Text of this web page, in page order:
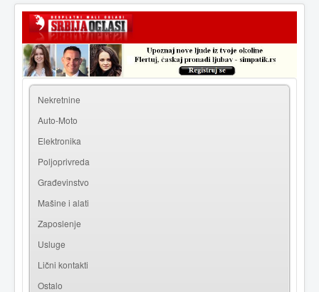
| Registracija
Nekretnine
Auto-Moto
Elektronika
Poljoprivreda
Građevinstvo
Mašine i alati
Zaposlenje
Usluge
Lični kontakti
Ostalo